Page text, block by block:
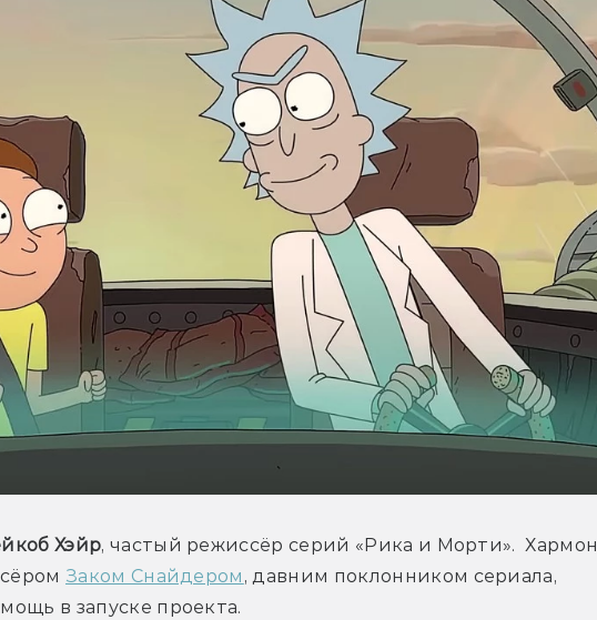
Хэйр, частый режиссёр серий «Рика и Морти». Хармон
Заком Снайдером , давним поклонником сериала,
в запуске проекта.